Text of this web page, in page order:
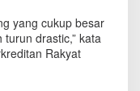
yang cukup besar
drastic,” kata
Rakyat